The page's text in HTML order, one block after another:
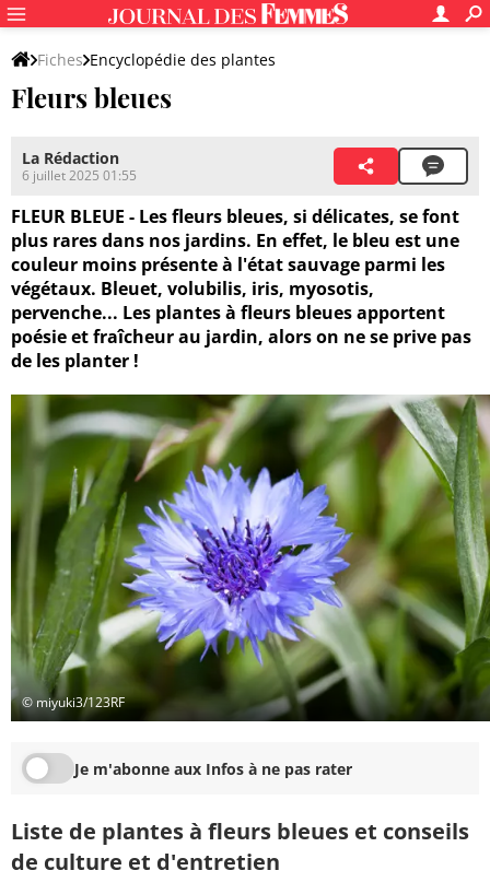
Fiches Encyclopédie des plantes
Caractéristiques des plantes
Fleurs bleues
La Rédaction
6 juillet 2025 01:55
FLEUR BLEUE - Les fleurs bleues, si délicates, se font
plus rares dans nos jardins. En effet, le bleu est une
couleur moins présente à l'état sauvage parmi les
végétaux. Bleuet, volubilis, iris, myosotis,
pervenche... Les plantes à fleurs bleues apportent
poésie et fraîcheur au jardin, alors on ne se prive pas
de les planter !
© miyuki3/123RF
Je m'abonne aux Infos à ne pas rater
Liste de plantes à fleurs bleues et conseils
de culture et d'entretien